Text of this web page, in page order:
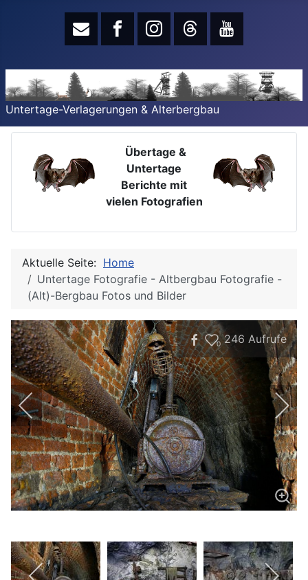
Untertage-Verlagerungen & Alterbergbau
Übertage &
Untertage
Berichte mit
vielen Fotografien
Aktuelle Seite: Home
Untertage Fotografie - Altbergbau Fotografie -
(Alt)-Bergbau Fotos und Bilder
0 246 Aufrufe